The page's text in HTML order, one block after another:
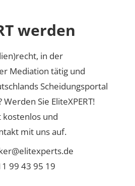
werden
in der
Mediation tätig und
Scheidungsportal
Sie EliteXPERT!
kostenlos und
mit uns auf.
99 43 95 19